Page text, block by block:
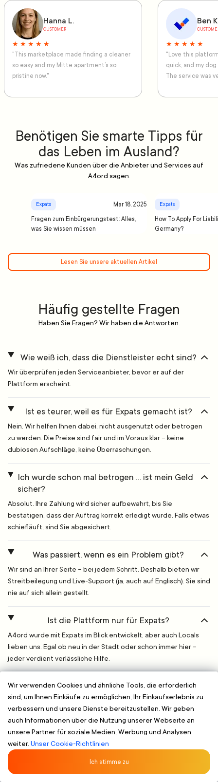
Hanna L.
CUSTOMER
★ ★ ★ ★ ★
"This marketplace made finding a cleaner
so easy and my Mitte apartment’s so
pristine now."
Ben
★ ★ ★ ★ ★
"Love this
quick, and my
The service was
Benötigen Sie smarte Tipps für
das Leben im Ausland?
Was zufriedene Kunden über die Anbieter und Services auf
A4ord sagen.
Expats Mar 18, 2025
Fragen zum Einbürgerungstest: Alles,
was Sie wissen müssen
Expats
How To Apply For
Germany?
Lesen Sie unsere aktuellen Artikel
Häufig gestellte Fragen
Haben Sie Fragen? Wir haben die Antworten.
Wie weiß ich, dass die Dienstleister echt sind?
Wir überprüfen jeden Serviceanbieter, bevor er auf der
Plattform erscheint.
Ist es teurer, weil es für Expats gemacht ist?
Nein. Wir helfen Ihnen dabei, nicht ausgenutzt oder betrogen
zu werden. Die Preise sind fair und im Voraus klar – keine
dubiosen Aufschläge, keine Überraschungen.
Ich wurde schon mal betrogen … ist mein Geld
sicher?
Absolut. Ihre Zahlung wird sicher aufbewahrt, bis Sie
bestätigen, dass der Auftrag korrekt erledigt wurde. Falls etwas
schiefläuft, sind Sie abgesichert.
Was passiert, wenn es ein Problem gibt?
Wir sind an Ihrer Seite – bei jedem Schritt. Deshalb bieten wir
Streitbeilegung und Live-Support (ja, auch auf Englisch). Sie sind
nie auf sich allein gestellt.
Ist die Plattform nur für Expats?
A4ord wurde mit Expats im Blick entwickelt, aber auch Locals
lieben uns. Egal ob neu in der Stadt oder schon immer hier –
jeder verdient verlässliche Hilfe.
Englisch, Deutsch, Russisch Vorab verifizierte Serviceanbieter
Worauf warten Sie? Finden Sie
einen zuverlässigen Services
Near You Fast
Compare. Auswählen. Buchen. It's that easy.
Wir verwenden Cookies und ähnliche Tools, die erforderlich
sind, um Ihnen Einkäufe zu ermöglichen, Ihr Einkaufserlebnis zu
verbessern und unsere Dienste bereitzustellen. Wir geben
auch Informationen über die Nutzung unserer Webseite an
unsere Partner für soziale Medien, Werbung und Analysen
weiter. Unser Cookie-Richtlinien
Ich stimme zu